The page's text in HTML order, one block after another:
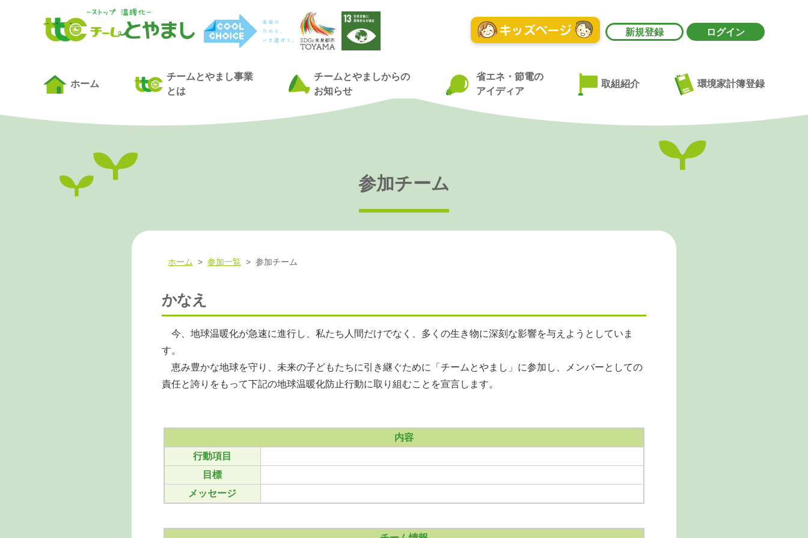
新規登録 ログイン
ホーム
チームとやまし事業
とは
チームとやましからの
お知らせ
省エネ・節電の
アイディア
取組紹介 環境家計簿登録
参加チーム
ホーム > 参加一覧> 参加チーム
かなえ
今、地球温暖化が急速に進行し、私たち人間だけでなく、多くの生き物に深刻な影響を与えようとしていま
す。
恵み豊かな地球を守り、未来の子どもたちに引き継ぐために「チームとやまし」に参加し、メンバーとしての
責任と誇りをもって下記の地球温暖化防止行動に取り組むことを宣言します。
内容
行動項目
目標
メッセージ